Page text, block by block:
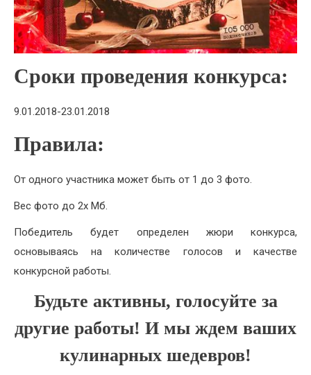
Сроки проведения конкурса:
9.01.2018-23.01.2018
Правила:
От одного участника может быть от 1 до 3 фото.
Вес фото до 2х Мб.
Победитель будет определен жюри конкурса,
основываясь на количестве голосов и качестве
конкурсной работы.
Будьте активны, голосуйте за
другие работы! И мы ждем ваших
кулинарных шедевров!